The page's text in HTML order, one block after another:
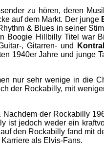
zu hören, deren
auf dem Markt. Der junge
& Blues in seiner
Hillbilly Titel war
, Gitarren- und
1940er Jahre und junge
nur sehr wenige in die
der Rockabilly, mit
der Rockabilly
jedoch weder ein
den Rockabilly fand mit
als Elvis-Fans.